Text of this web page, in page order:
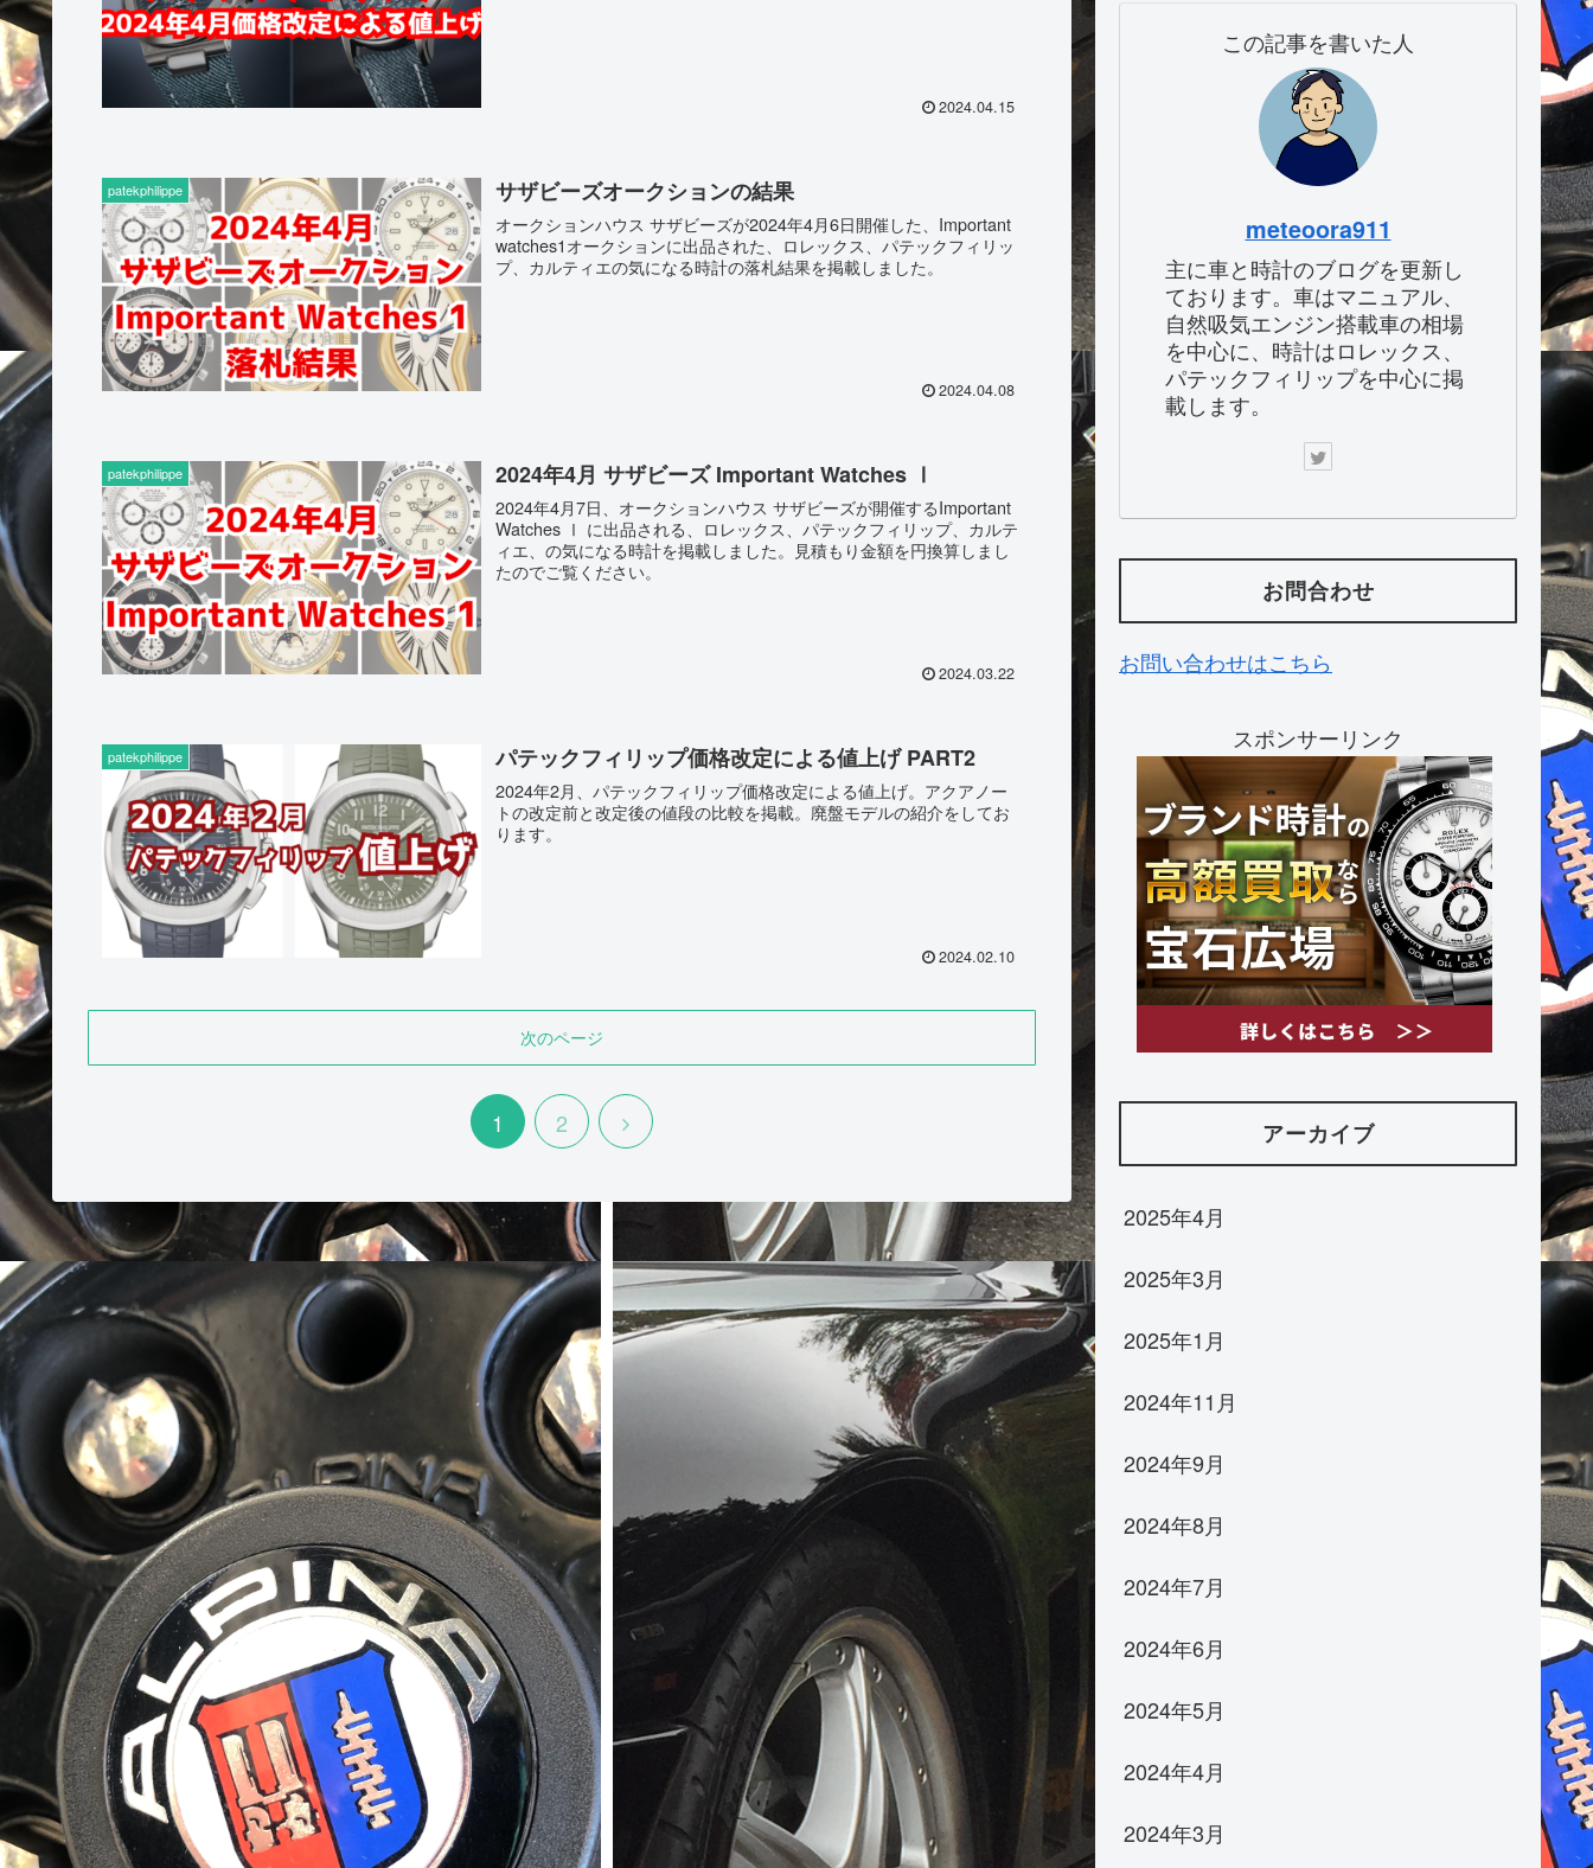
2024.04.15
patekphilippe サザビーズオークションの結果
オークションハウス サザビーズが2024年4月6日開催した、Important
watches1オークションに出品された、ロレックス、パテックフィリッ
プ、カルティエの気になる時計の落札結果を掲載しました。
2024.04.08
patekphilippe 2024年4月 サザビーズ Important Watches Ⅰ
2024年4月7日、オークションハウス サザビーズが開催するImportant
Watches Ⅰ に出品される、ロレックス、パテックフィリップ、カルテ
ィエ、の気になる時計を掲載しました。見積もり金額を円換算しまし
たのでご覧ください。
2024.03.22
patekphilippe パテックフィリップ価格改定による値上げ PART2
2024年2月、パテックフィリップ価格改定による値上げ。アクアノー
トの改定前と改定後の値段の比較を掲載。廃盤モデルの紹介をしてお
ります。
2024.02.10
次のページ
1 2
次
この記事を書いた人
meteoora911
主に車と時計のブログを更新し
ております。車はマニュアル、
自然吸気エンジン搭載車の相場
を中心に、時計はロレックス、
パテックフィリップを中心に掲
載します。
お問合わせ
お問い合わせはこちら
スポンサーリンク
アーカイブ
2025年4月
2025年3月
2025年1月
2024年11月
2024年9月
2024年8月
2024年7月
2024年6月
2024年5月
2024年4月
2024年3月